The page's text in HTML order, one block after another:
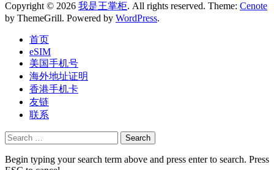
Copyright © 2026 我是王掌柜. All rights reserved. Theme: Cenote
by ThemeGrill. Powered by WordPress.
首页
eSIM
美国手机号
海外地址证明
香港手机卡
友链
联系
Search
for:
Begin typing your search term above and press enter to search. Press